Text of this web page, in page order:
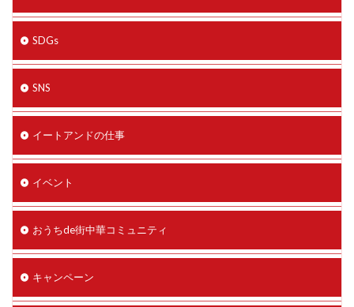
SDGs
SNS
イートアンドの仕事
イベント
おうちde街中華コミュニティ
キャンペーン